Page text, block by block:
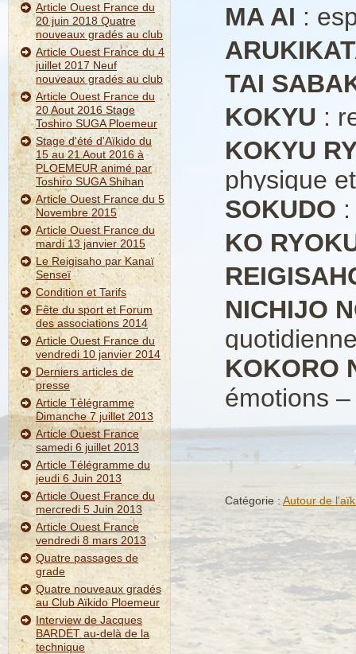
Article Ouest France du
20 juin 2018 Quatre
nouveaux gradés au club
Article Ouest France du 4
juillet 2017 Neuf
nouveaux gradés au club
Article Ouest France du
20 Aout 2016 Stage
Toshiro SUGA Ploemeur
Stage d'été d'Aïkido du
15 au 21 Aout 2016 à
PLOEMEUR animé par
Toshiro SUGA Shihan
Article Ouest France du 5
Novembre 2015
Article Ouest France du
mardi 13 janvier 2015
Le Reigisaho par Kanaï
Senseï
Condition et Tarifs
Fête du sport et Forum
des associations 2014
Article Ouest France du
vendredi 10 janvier 2014
Derniers articles de
presse
Article Télégramme
Dimanche 7 juillet 2013
Article Ouest France
samedi 6 juillet 2013
Article Télégramme du
jeudi 6 Juin 2013
Article Ouest France du
mercredi 5 Juin 2013
Article Ouest France
vendredi 8 mars 2013
Quatre passages de
grade
Quatre nouveaux gradés
au Club Aïkido Ploemeur
Interview de Jacques
BARDET au-delà de la
technique
MA AI :
TAI
KOKYU :
KOKYU
physique
SOKUDO
KO
NICHIJO
KOKORO
émotions
Catégorie : Autour de